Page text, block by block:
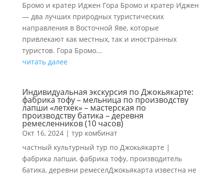
Бромо и кратер Иджен Гора Бромо и кратер Иджен
— два лучших природных туристических
направления в Восточной Яве, которые
привлекают как местных, так и иностранных
туристов. Гора Бромо...
читать далее
Индивидуальная экскурсия по Джокьякарте:
фабрика тофу – мельница по производству
лапши «летхек» – мастерская по
производству батика – деревня
ремесленников (10 часов)
Окт 16, 2024| тур комбинат
частный культурный тур по Джокьякарте |
фабрика лапши, фабрика тофу, производитель
батика, деревни ремеселДжокьякарта известна не